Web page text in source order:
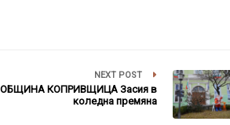
NEXT POST
ОБЩИНА КОПРИВЩИЦА Засия в
коледна премяна